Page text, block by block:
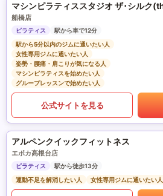
船橋店
ピラティス
駅から車で12分
駅から5分以内のジムに通いたい人
女性専用ジムに通いたい人
姿勢・腰痛・肩こりが気になる人
マシンピラティスを始めたい人
グループレッスンで始めたい人
公式サイトを見る
アルペンクイックフィットネス
エポカ高根台店
ピラティス
駅から徒歩13分
運動不足を解消したい人
女性専用ジムに通いたい人